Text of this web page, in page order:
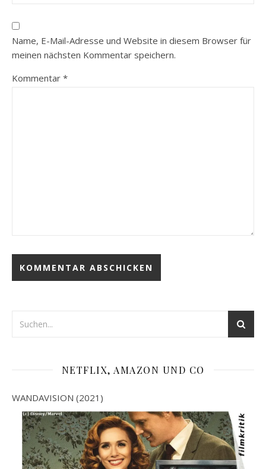
Name, E-Mail-Adresse und Website in diesem Browser für
meinen nächsten Kommentar speichern.
Kommentar *
NETFLIX, AMAZON UND CO
WANDAVISION (2021)